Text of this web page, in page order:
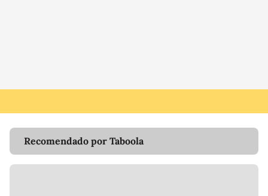
Recomendado por Taboola